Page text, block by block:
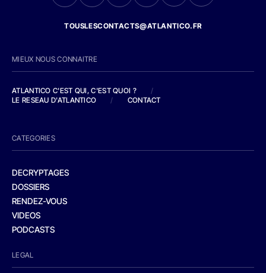
TOUSLESCONTACTS@ATLANTICO.FR
MIEUX NOUS CONNAITRE
ATLANTICO C'EST QUI, C'EST QUOI ?
/
LE RESEAU D'ATLANTICO
/ CONTACT
CATEGORIES
DECRYPTAGES
DOSSIERS
RENDEZ-VOUS
VIDEOS
PODCASTS
LEGAL